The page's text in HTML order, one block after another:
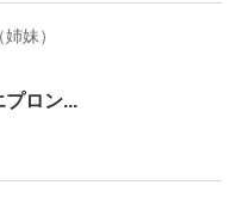
妹）
プロン...